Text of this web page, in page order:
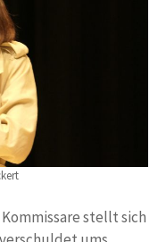
stellt sich